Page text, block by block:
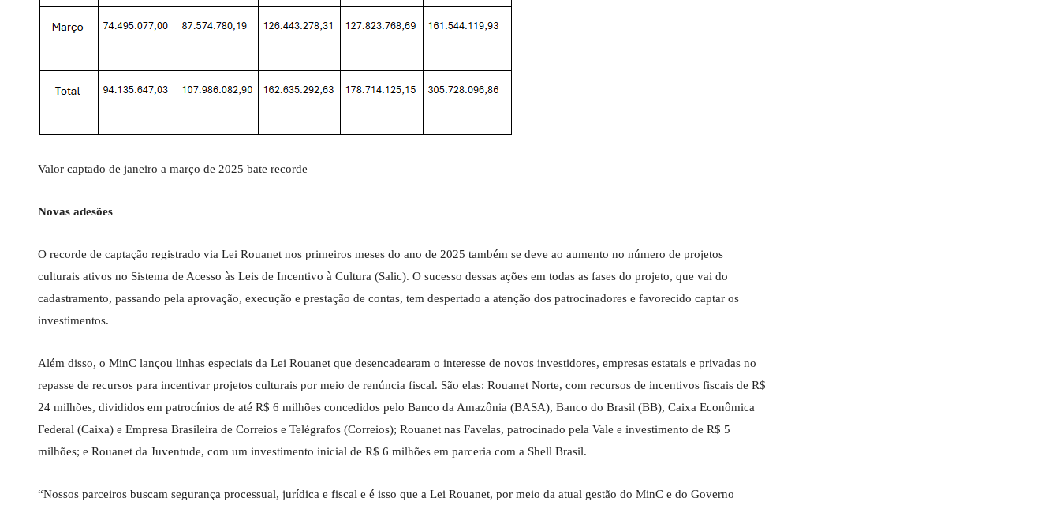
Valor captado de janeiro a março de 2025 bate recorde
Novas adesões
O recorde de captação registrado via Lei Rouanet nos primeiros meses do ano de 2025 também se deve ao aumento no número de projetos
culturais ativos no Sistema de Acesso às Leis de Incentivo à Cultura (Salic). O sucesso dessas ações em todas as fases do projeto, que vai do
cadastramento, passando pela aprovação, execução e prestação de contas, tem despertado a atenção dos patrocinadores e favorecido captar os
investimentos.
Além disso, o MinC lançou linhas especiais da Lei Rouanet que desencadearam o interesse de novos investidores, empresas estatais e privadas no
repasse de recursos para incentivar projetos culturais por meio de renúncia fiscal. São elas: Rouanet Norte, com recursos de incentivos fiscais de R$
24 milhões, divididos em patrocínios de até R$ 6 milhões concedidos pelo Banco da Amazônia (BASA), Banco do Brasil (BB), Caixa Econômica
Federal (Caixa) e Empresa Brasileira de Correios e Telégrafos (Correios); Rouanet nas Favelas, patrocinado pela Vale e investimento de R$ 5
milhões; e Rouanet da Juventude, com um investimento inicial de R$ 6 milhões em parceria com a Shell Brasil.
“Nossos parceiros buscam segurança processual, jurídica e fiscal e é isso que a Lei Rouanet, por meio da atual gestão do MinC e do Governo